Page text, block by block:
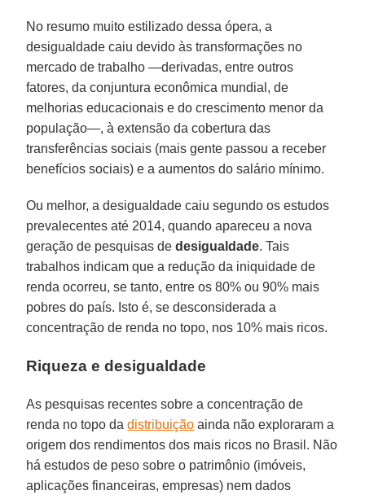
No resumo muito estilizado dessa ópera, a
desigualdade caiu devido às transformações no
mercado de trabalho —derivadas, entre outros
fatores, da conjuntura econômica mundial, de
melhorias educacionais e do crescimento menor da
população—, à extensão da cobertura das
transferências sociais (mais gente passou a receber
benefícios sociais) e a aumentos do salário mínimo.
Ou melhor, a desigualdade caiu segundo os estudos
prevalecentes até 2014, quando apareceu a nova
geração de pesquisas dedesigualdade. Tais
trabalhos indicam que a redução da iniquidade de
renda ocorreu, se tanto, entre os 80% ou 90% mais
pobres do país. Isto é, se desconsiderada a
concentração de renda no topo, nos 10% mais ricos.
Riqueza e desigualdade
As pesquisas recentes sobre a concentração de
renda no topo dadistribuição ainda não exploraram a
origem dos rendimentos dos mais ricos no Brasil. Não
há estudos de peso sobre o patrimônio (imóveis,
aplicações financeiras, empresas) nem dados